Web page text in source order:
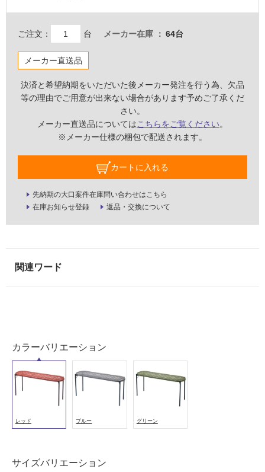
ご注文： 台 メーカー在庫 64台
メーカー直送品
決済と希望納期をいただいた後メーカー発注を行う為、欠品
等の理由でご用意が出来ない場合があります予めご了承くだ
さい。
メーカー直送品についてはこちらをご覧ください。
※メーカー仕様の梱包で配送されます。
カートに入れる
先納期の大口案件在庫問い合わせはこちら
在庫お知らせ登録
返品・交換について
カラーバリエーション
レッド ブルー グリーン
サイズバリエーション
屋
外
壁・
浴
室
使
可
使
用
地
可
ー